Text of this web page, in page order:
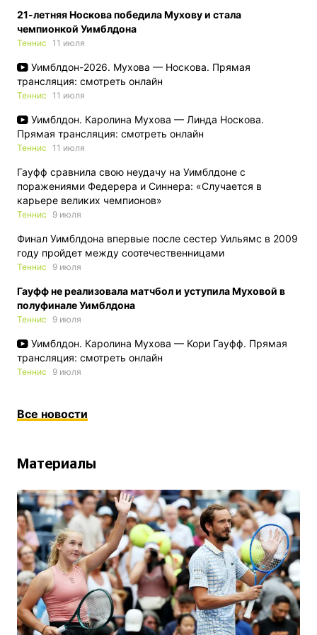
21-летняя Носкова победила Мухову и стала
чемпионкой Уимблдона
Теннис 11 июля
Уимблдон-2026. Мухова — Носкова. Прямая
трансляция: смотреть онлайн
Теннис 11 июля
Уимблдон. Каролина Мухова — Линда Носкова.
Прямая трансляция: смотреть онлайн
Теннис 11 июля
Гауфф сравнила свою неудачу на Уимблдоне с
поражениями Федерера и Синнера: «Случается в
карьере великих чемпионов»
Теннис 9 июля
Финал Уимблдона впервые после сестер Уильямс в 2009
году пройдет между соотечественницами
Теннис 9 июля
Гауфф не реализовала матчбол и уступила Муховой в
полуфинале Уимблдона
Теннис 9 июля
Уимблдон. Каролина Мухова — Кори Гауфф. Прямая
трансляция: смотреть онлайн
Теннис 9 июля
Все новости
Материалы